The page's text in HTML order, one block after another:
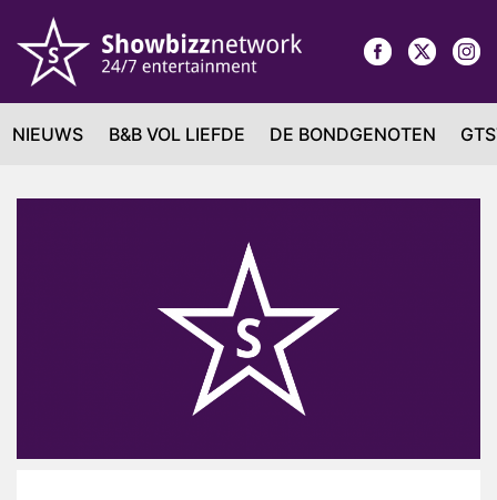
NIEUWS B&B VOL LIEFDE DE BONDGENOTEN